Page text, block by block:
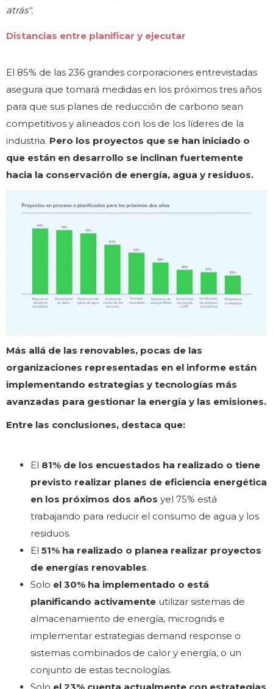
atrás".
Distancias entre planificar y ejecutar
El 85% de las 236 grandes corporaciones entrevistadas
asegura que tomará medidas en los próximos tres años
para que sus planes de reducción de carbono sean
competitivos y alineados con los de los líderes de la
industria. Pero los proyectos que se han iniciado o
que están en desarrollo se inclinan fuertemente
hacia la conservación de energía, agua y residuos.
Más allá de las renovables, pocas de las
organizaciones representadas en el informe están
implementando estrategias y tecnologías más
avanzadas para gestionar la energía y las emisiones.
Entre las conclusiones, destaca que:
El 81% de los encuestados ha realizado o tiene
previsto realizar planes de eficiencia energética
en los próximos dos años yel 75% está
trabajando para reducir el consumo de agua y los
residuos.
El 51% ha realizado o planea realizar proyectos
de energías renovables.
Solo el 30% ha implementado o está
planificando activamente utilizar sistemas de
almacenamiento de energía, microgrids e
implementar estrategias demand response o
sistemas combinados de calor y energía, o un
conjunto de estas tecnologías.